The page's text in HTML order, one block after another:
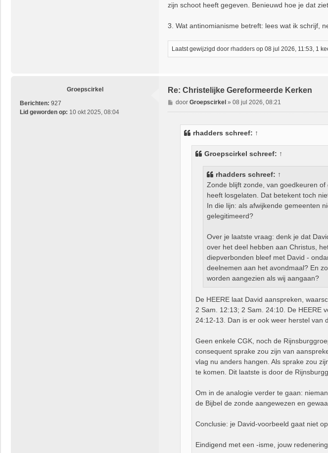
zijn schoot heeft gegeven. Benieuwd hoe je dat
3. Wat antinomianisme betreft: lees wat ik schrijf,
Laatst gewijzigd door rhadders op 08 jul 2026, 11:53, 1
Groepscirkel
Berichten: 927
Lid geworden op: 10 okt 2025, 08:04
Re: Christelijke Gereformeerde Kerken
B
e
door Groepscirkel» 08 jul 2026, 08:21
rhadders schreef: ↑
Groepscirkel schreef: ↑
rhadders schreef: ↑
Zonde blijft zonde, van goedkeuren
heeft losgelaten. Dat betekent toch
In die lijn: als afwijkende gemeenten
gelegitimeerd?
Over je laatste vraag: denk je dat
over het deel hebben aan Christus,
diepverbonden bleef met David -
deelnemen aan het avondmaal? En
worden aangezien als wij aangaan?
De HEERE laat David aanspreken,
2 Sam. 12:13; 2 Sam. 24:10. De HEERE
24:12-13. Dan is er ook weer herstel van
Geen enkele CGK, noch de
consequent sprake zou zijn van
vlag nu anders hangen. Als sprake zou
te komen. Dit laatste is door de
Om in de analogie verder te gaan:
de Bijbel de zonde aangewezen en
Conclusie: je David-voorbeeld gaat niet
Eindigend met een -isme, jouw